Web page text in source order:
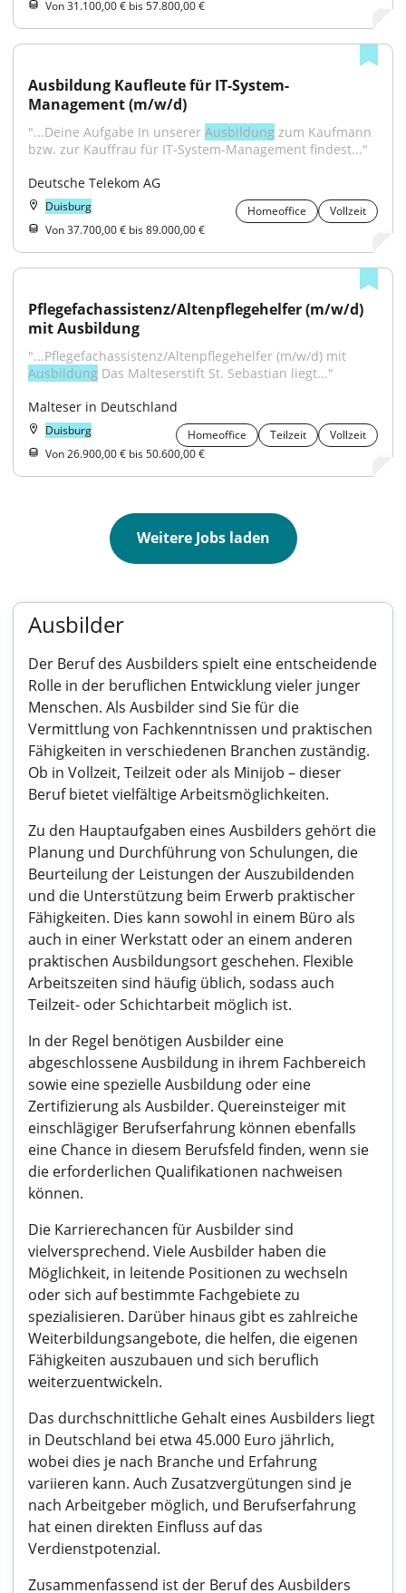
Von 31.100,00 € bis 57.800,00 €
Ausbildung Kaufleute für IT-System-
Management (m/w/d)
"...Deine Aufgabe In unserer Ausbildung zum Kaufmann
bzw. zur Kauffrau für IT-System-Management findest..."
Deutsche Telekom AG
Duisburg Homeoffice
Vollzeit
Von 37.700,00 € bis 89.000,00 €
Pflegefachassistenz/Altenpflegehelfer (m/w/d)
mit Ausbildung
Ausbildung Das Malteserstift St. Sebastian liegt..."
Malteser in Deutschland
Duisburg Homeoffice Teilzeit
Vollzeit
Von 26.900,00 € bis 50.600,00 €
Weitere Jobs laden
Ausbilder
Der Beruf des Ausbilders spielt eine entscheidende
Rolle in der beruflichen Entwicklung vieler junger
Menschen. Als Ausbilder sind Sie für die
Vermittlung von Fachkenntnissen und praktischen
Fähigkeiten in verschiedenen Branchen zuständig.
Ob in Vollzeit, Teilzeit oder als Minijob – dieser
Beruf bietet vielfältige Arbeitsmöglichkeiten.
Zu den Hauptaufgaben eines Ausbilders gehört die
Planung und Durchführung von Schulungen, die
Beurteilung der Leistungen der Auszubildenden
und die Unterstützung beim Erwerb praktischer
Fähigkeiten. Dies kann sowohl in einem Büro als
auch in einer Werkstatt oder an einem anderen
praktischen Ausbildungsort geschehen. Flexible
Arbeitszeiten sind häufig üblich, sodass auch
Teilzeit- oder Schichtarbeit möglich ist.
In der Regel benötigen Ausbilder eine
abgeschlossene Ausbildung in ihrem Fachbereich
sowie eine spezielle Ausbildung oder eine
Zertifizierung als Ausbilder. Quereinsteiger mit
einschlägiger Berufserfahrung können ebenfalls
eine Chance in diesem Berufsfeld finden, wenn sie
die erforderlichen Qualifikationen nachweisen
können.
Die Karrierechancen für Ausbilder sind
vielversprechend. Viele Ausbilder haben die
Möglichkeit, in leitende Positionen zu wechseln
oder sich auf bestimmte Fachgebiete zu
spezialisieren. Darüber hinaus gibt es zahlreiche
Weiterbildungsangebote, die helfen, die eigenen
Fähigkeiten auszubauen und sich beruflich
weiterzuentwickeln.
Das durchschnittliche Gehalt eines Ausbilders liegt
in Deutschland bei etwa 45.000 Euro jährlich,
wobei dies je nach Branche und Erfahrung
variieren kann. Auch Zusatzvergütungen sind je
nach Arbeitgeber möglich, und Berufserfahrung
hat einen direkten Einfluss auf das
Verdienstpotenzial.
Zusammenfassend ist der Beruf des Ausbilders